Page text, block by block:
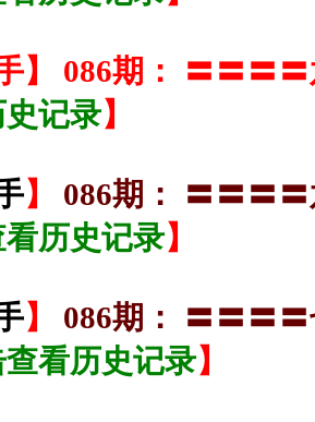
】
086期： 〓〓〓
记录】
】
086期： 〓〓〓
看历史记录】
】
086期： 〓〓〓
查看历史记录】